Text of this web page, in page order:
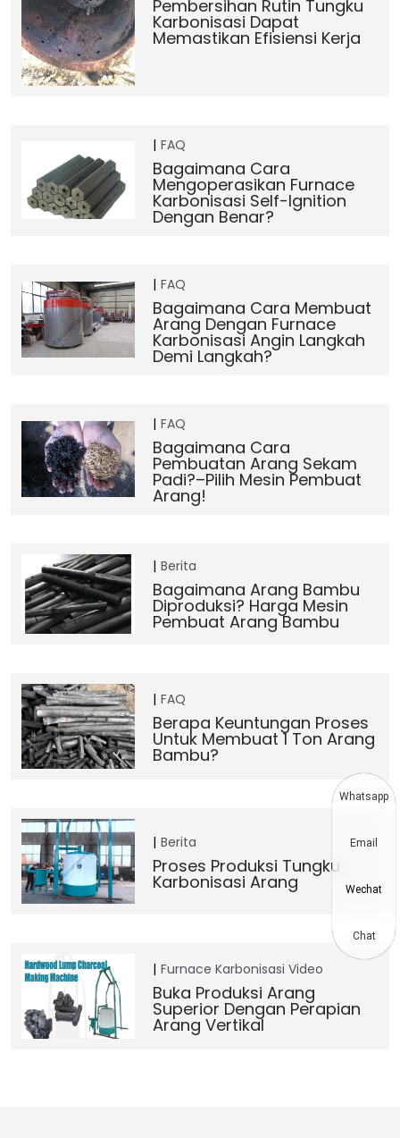
Pembersihan Rutin Tungku
Karbonisasi Dapat
Memastikan Efisiensi Kerja
FAQ
Bagaimana Cara
Mengoperasikan Furnace
Karbonisasi Self-Ignition
Dengan Benar?
FAQ
Bagaimana Cara Membuat
Arang Dengan Furnace
Karbonisasi Angin Langkah
Demi Langkah?
FAQ
Bagaimana Cara
Pembuatan Arang Sekam
Padi?–Pilih Mesin Pembuat
Arang!
Berita
Bagaimana Arang Bambu
Diproduksi? Harga Mesin
Pembuat Arang Bambu
FAQ
Berapa Keuntungan Proses
Untuk Membuat 1 Ton Arang
Bambu?
Berita
Proses Produksi Tungku
Karbonisasi Arang
Furnace Karbonisasi Video
Buka Produksi Arang
Superior Dengan Perapian
Arang Vertikal
Whatsapp
Email
Wechat
Chat